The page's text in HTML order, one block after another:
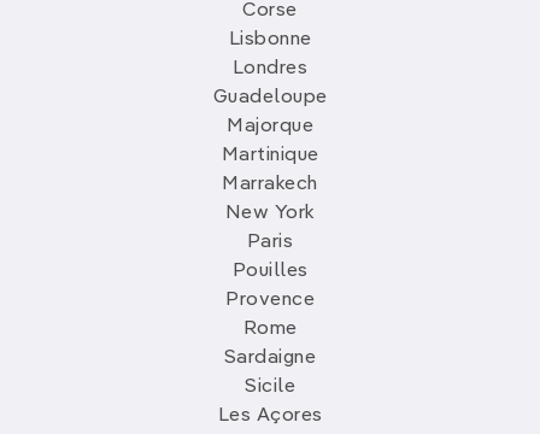
Corse
Lisbonne
Londres
Guadeloupe
Majorque
Martinique
Marrakech
New York
Paris
Pouilles
Provence
Rome
Sardaigne
Sicile
Les Açores